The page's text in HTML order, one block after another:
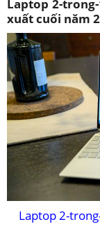
Laptop 2-
xuất cuối năm
Laptop 2-